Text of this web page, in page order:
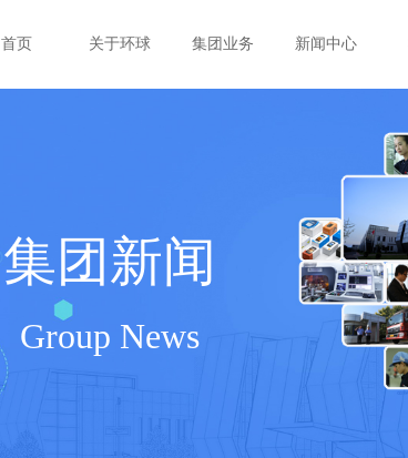
首页 关于环球 集团业务 新闻中心
集团新闻
Group News